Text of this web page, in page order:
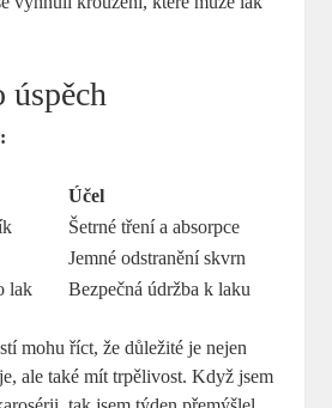
úspěch
Účel
Šetrné tření a absorpce
Jemné odstranění skvrn
lak
Bezpečná údržba k laku
mohu říct, že důležité je nejen
ale také mít trpělivost. Když jsem